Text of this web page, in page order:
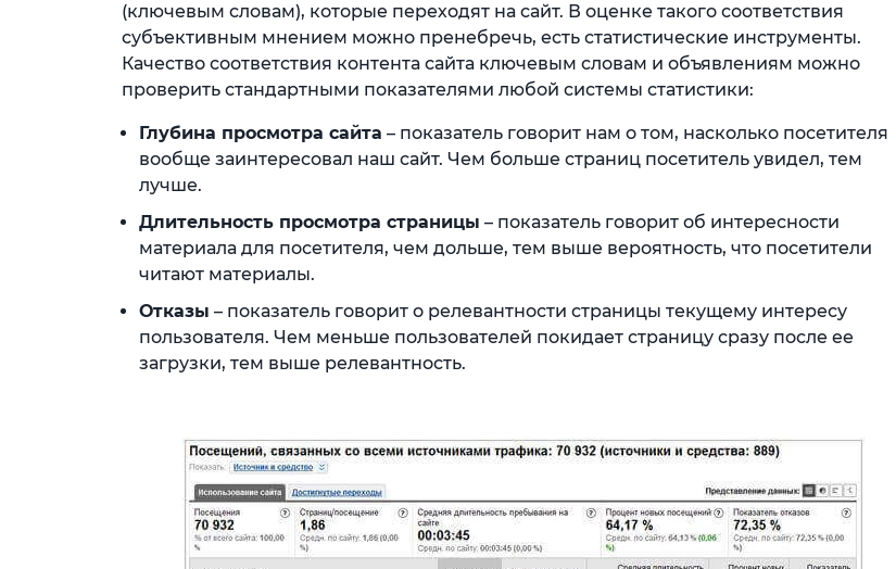
(ключевым словам), которые переходят на сайт. В оценке такого соответствия
субъективным мнением можно пренебречь, есть статистические инструменты.
Качество соответствия контента сайта ключевым словам и объявлениям можно
проверить стандартными показателями любой системы статистики:
Глубина просмотра сайта – показатель говорит нам о том, насколько посетителя
вообще заинтересовал наш сайт. Чем больше страниц посетитель увидел, тем
лучше.
Длительность просмотра страницы – показатель говорит об интересности
материала для посетителя, чем дольше, тем выше вероятность, что посетители
читают материалы.
Отказы – показатель говорит о релевантности страницы текущему интересу
пользователя. Чем меньше пользователей покидает страницу сразу после ее
загрузки, тем выше релевантность.